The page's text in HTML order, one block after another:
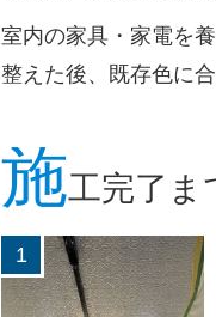
室内の家具・家電を
整えた後、既存色に
施工完了ま
1